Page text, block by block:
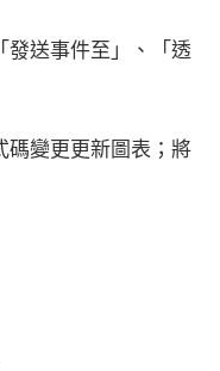
發送事件至」、「透
碼變更更新圖表；將